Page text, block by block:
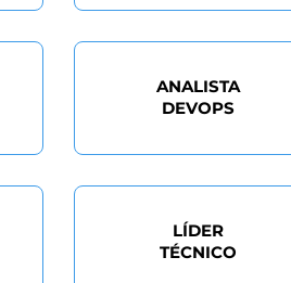
ANALISTA
DEVOPS
LÍDER
TÉCNICO